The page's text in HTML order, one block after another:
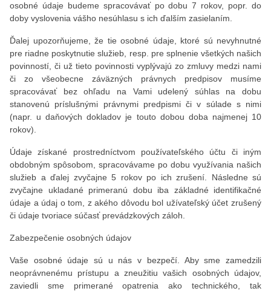
osobné údaje budeme spracovávať po dobu 7 rokov, popr. do
doby vyslovenia vášho nesúhlasu s ich ďalším zasielaním.
Ďalej upozorňujeme, že tie osobné údaje, ktoré sú nevyhnutné
pre riadne poskytnutie služieb, resp. pre splnenie všetkých našich
povinností, či už tieto povinnosti vyplývajú zo zmluvy medzi nami
či zo všeobecne záväzných právnych predpisov musíme
spracovávať bez ohľadu na Vami udelený súhlas na dobu
stanovenú príslušnými právnymi predpismi či v súlade s nimi
(napr. u daňových dokladov je touto dobou doba najmenej 10
rokov).
Údaje získané prostredníctvom používateľského účtu či iným
obdobným spôsobom, spracovávame po dobu využívania našich
služieb a ďalej zvyčajne 5 rokov po ich zrušení. Následne sú
zvyčajne ukladané primeranú dobu iba základné identifikačné
údaje a údaj o tom, z akého dôvodu bol užívateľský účet zrušený
či údaje tvoriace súčasť prevádzkových záloh.
Zabezpečenie osobných údajov
Vaše osobné údaje sú u nás v bezpečí. Aby sme zamedzili
neoprávnenému prístupu a zneužitiu vašich osobných údajov,
zaviedli sme primerané opatrenia ako technického, tak